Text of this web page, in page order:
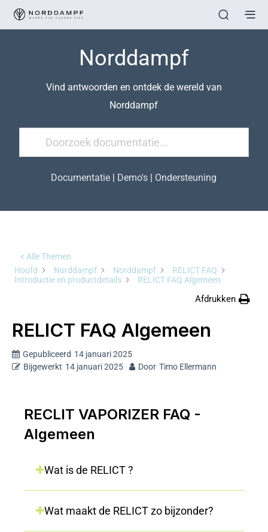
Norddampf
Vind antwoorden en ontdek de wereld van
Norddampf
Documentatie | Demo's | Ondersteuning
< Alle Themen
Hoofd
Norddampf Norddampf
RELICT FAQ
Introductie en productdetails
RELICT FAQ Algemeen
Afdrukken
RELICT FAQ Algemeen
Gepubliceerd 14 januari 2025
Bijgewerkt 14 januari 2025 Door Timo Ellermann
RECLIT VAPORIZER FAQ -
Algemeen
Wat is de RELICT ?
Wat maakt de RELICT zo bijzonder?